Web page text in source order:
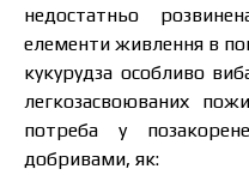
недостатньо
елементи живлення в
кукурудза особливо
легкозасвоюваних
потреба у
добривами, як:
Ціна залежить від
Для прорахунку
дані: